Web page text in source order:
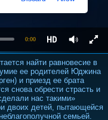
0:00
найти равновесие в
ее родителей Юджина
и приезд ее брата
снова обрести страсть и
нас такими»
двоих детей, пытающейся
семьей.